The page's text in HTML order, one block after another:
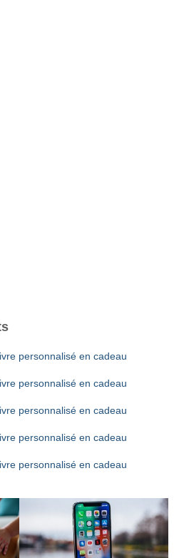
personnalisé en cadeau
personnalisé en cadeau
personnalisé en cadeau
personnalisé en cadeau
personnalisé en cadeau